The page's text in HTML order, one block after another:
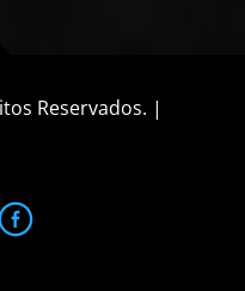
Reservados. |